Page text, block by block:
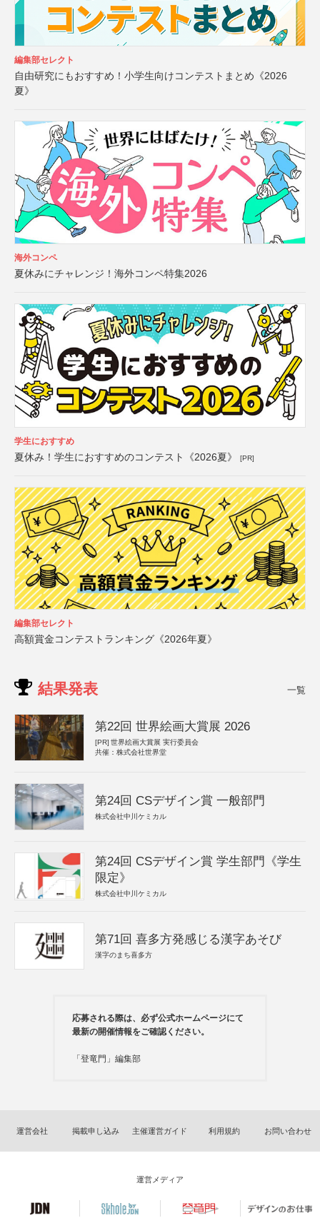
編集部セレクト
自由研究にもおすすめ！小学生向けコンテストまとめ《2026
夏》
海外コンペ
夏休みにチャレンジ！海外コンペ特集2026
学生におすすめ
夏休み！学生におすすめのコンテスト《2026夏》 [PR]
編集部セレクト
高額賞金コンテストランキング《2026年夏》
結果発表 一覧
第22回 世界絵画大賞展 2026
[PR] 世界絵画大賞展 実行委員会
共催：株式会社世界堂
第24回 CSデザイン賞 一般部門
株式会社中川ケミカル
第24回 CSデザイン賞 学生部門《学生
限定》
株式会社中川ケミカル
第71回 喜多方発感じる漢字あそび
漢字のまち喜多方
応募される際は、必ず公式ホームページにて
最新の開催情報をご確認ください。
「登竜門」編集部
運営会社 掲載申し込み 主催運営ガイド 利用規約 お問い合わせ
運営メディア